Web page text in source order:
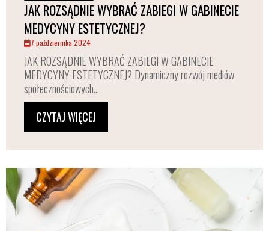
JAK ROZSĄDNIE WYBRAĆ ZABIEGI W GABINECIE
MEDYCYNY ESTETYCZNEJ?
7 października 2024
JAK ROZSĄDNIE WYBRAĆ ZABIEGI W GABINECIE
MEDYCYNY ESTETYCZNEJ? Dynamiczny rozwój mediów
społecznościowych...
CZYTAJ WIĘCEJ